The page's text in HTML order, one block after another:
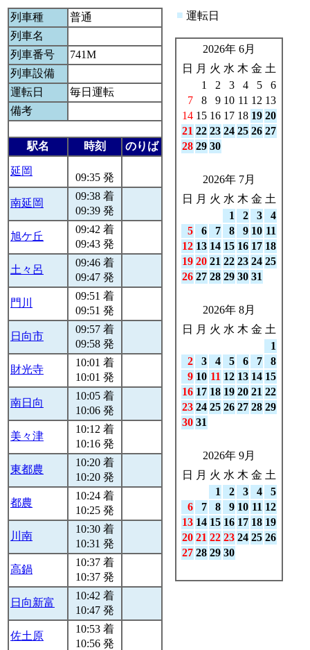
列車種
普通
列車名
列車番号
741M
列車設備
運転日
毎日運転
備考
駅名 時刻 のりば
延岡
09:35 発
南延岡
09:38 着
09:39 発
旭ケ丘
09:42 着
09:43 発
土々呂
09:46 着
09:47 発
門川
09:51 着
09:51 発
日向市
09:57 着
09:58 発
財光寺
10:01 着
10:01 発
南日向
10:05 着
10:06 発
美々津
10:12 着
10:16 発
東都農
10:20 着
10:20 発
都農
10:24 着
10:25 発
川南
10:30 着
10:31 発
高鍋
10:37 着
10:37 発
日向新富
10:42 着
10:47 発
佐土原
10:53 着
10:56 発
■ 運転日
2026年 6月
日
月 火 水 木 金 土
1
2 3 4 5
6
7
8 9 10 11 12 13
14 15 16 17 18 19 20
21 22 23 24 25 26 27
28 29 30
2026年 7月
日
月 火 水 木 金 土
1
2 3
4
5
6 7 8 9 10 11
12 13 14 15 16 17 18
19 20 21 22 23 24 25
26 27 28 29 30 31
2026年 8月
日
月 火 水 木 金 土
1
2
3 4 5 6 7
8
9 10 11 12 13 14 15
16 17 18 19 20 21 22
23 24 25 26 27 28 29
30 31
2026年 9月
日
月 火 水 木 金 土
1
2 3 4
5
6
7 8 9 10 11 12
13 14 15 16 17 18 19
20 21 22 23 24 25 26
27 28 29 30